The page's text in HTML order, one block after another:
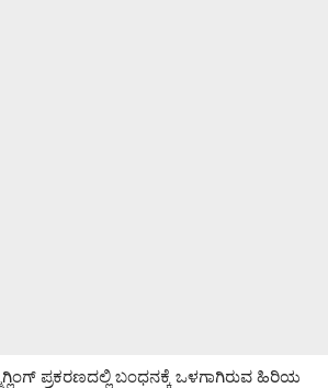
ಪ್ರಕರಣದಲ್ಲಿ ಬಂಧನಕ್ಕೆ ಒಳಗಾಗಿರುವ ಹಿರಿಯ